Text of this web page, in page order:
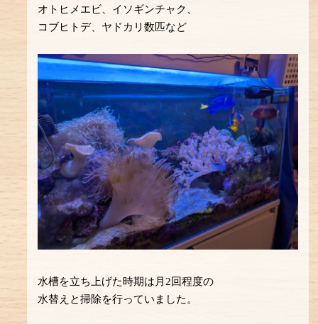
オトヒメエビ、イソギンチャク、
コブヒトデ、ヤドカリ数匹など
水槽を立ち上げた時期は月2回程度の
水替えと掃除を行っていました。